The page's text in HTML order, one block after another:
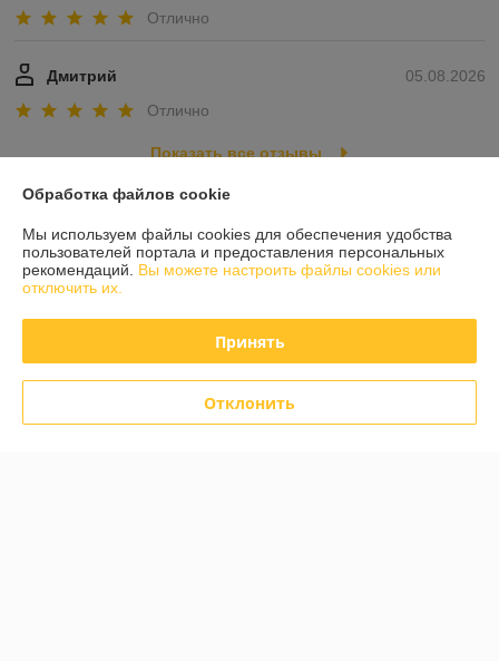
Отлично
05.08.2026
Дмитрий
Отлично
Показать все отзывы
О нас
Контакты
График работы
Обработка файлов cookie
Мы используем файлы cookies для обеспечения удобства
пользователей портала и предоставления персональных
рекомендаций. Вы можете настроить файлы cookies или
отключить их.
Принять
Отклонить